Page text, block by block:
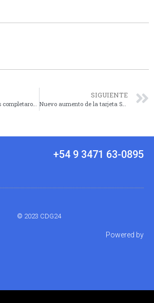
SIGUIENTE
Nuevo aumento de la tarjeta SUBE
+54 9 3471 63-0895
© 2023 CDG24
Powered by